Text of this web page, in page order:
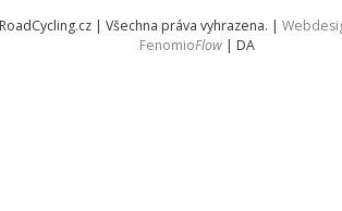
| Všechna práva vyhrazena. |
FenomioFlow | DA